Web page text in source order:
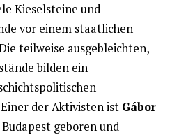
Kieselsteine und
vor einem staatlichen
teilweise ausgebleichten,
bilden ein
der Aktivisten ist Gábor
geboren und